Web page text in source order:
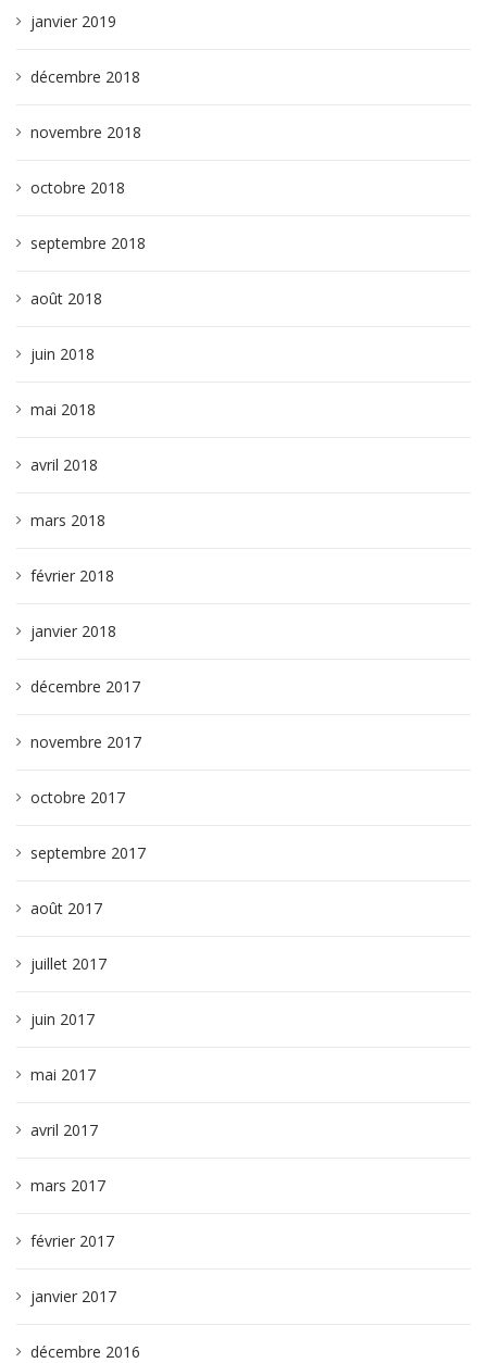
janvier 2019
décembre 2018
novembre 2018
octobre 2018
septembre 2018
août 2018
juin 2018
mai 2018
avril 2018
mars 2018
février 2018
janvier 2018
décembre 2017
novembre 2017
octobre 2017
septembre 2017
août 2017
juillet 2017
juin 2017
mai 2017
avril 2017
mars 2017
février 2017
janvier 2017
décembre 2016